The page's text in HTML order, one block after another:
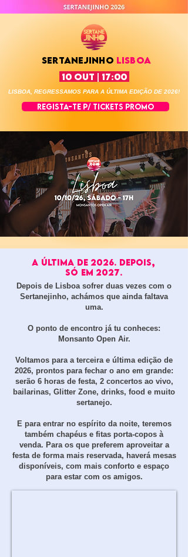
sertanejinho LISBOA
10 OUT | 17:00
LISBOA, REGRESSAMOS PARA A ÚLTIMA EDIÇÃO DE 2026!
REGISTA-TE P/ TICKETS PROMO
A ÚLTIMA DE 2026. DEPOIS,
SÓ EM 2027.
Depois de Lisboa sofrer duas vezes com o
Sertanejinho, achámos que ainda faltava
uma.
O ponto de encontro já tu conheces:
Monsanto Open Air.​
Voltamos para a terceira e última edição de
2026, prontos para fechar o ano em grande:
serão 6 horas de festa, 2 concertos ao vivo,
bailarinas, Glitter Zone, drinks, food e muito
sertanejo.
E para entrar no espírito da noite, teremos
também chapéus e fitas porta-copos à
venda. Para os que preferem aproveitar a
festa de forma mais reservada, haverá mesas
disponíveis, com mais conforto e espaço
para estar com os amigos.